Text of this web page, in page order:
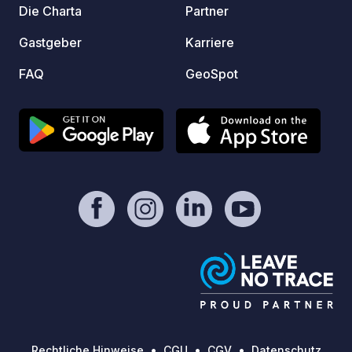
Die Charta
Gastgeber
FAQ
Partner
Karriere
GeoSpot